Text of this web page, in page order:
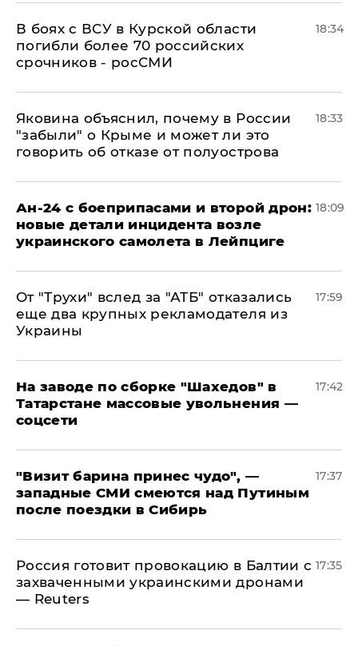
В боях с ВСУ в Курской области
погибли более 70 российских
срочников - росСМИ
18:34
Яковина объяснил, почему в России
"забыли" о Крыме и может ли это
говорить об отказе от полуострова
18:33
Ан-24 с боеприпасами и второй дрон:
новые детали инцидента возле
украинского самолета в Лейпциге
18:09
От "Трухи" вслед за "АТБ" отказались
еще два крупных рекламодателя из
Украины
17:59
На заводе по сборке "Шахедов" в
Татарстане массовые увольнения —
соцсети
17:42
"Визит барина принес чудо", —
западные СМИ смеются над Путиным
после поездки в Сибирь
17:37
​Россия готовит провокацию в Балтии с
захваченными украинскими дронами
— Reuters
17:35